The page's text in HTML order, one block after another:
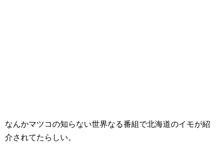
なんかマツコの知らない世界なる番組で北海道のイモが紹
介されてたらしい。